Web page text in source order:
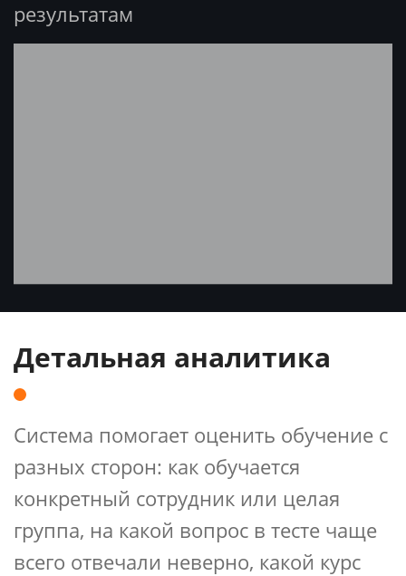
результатам
Детальная аналитика
Система помогает оценить обучение с
разных сторон: как обучается
конкретный сотрудник или целая
группа, на какой вопрос в тесте чаще
всего отвечали неверно, какой курс